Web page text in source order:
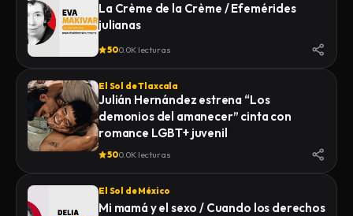
La Crème de la Crème / Efemérides
julianas
500.0K lecturas
El Sol de Tlaxcala
Julián Hernández estrena “Los
demonios del amanecer” cinta con
romance LGBT+ juvenil
500.0K lecturas
El Sol de México
Mi mamá y el sexo / Cuando los derechos